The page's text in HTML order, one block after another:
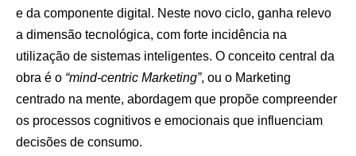
e da componente digital. Neste novo ciclo, ganha relevo
a dimensão tecnológica, com forte incidência na
utilização de sistemas inteligentes. O conceito central da
obra é o “mind-centric Marketing”, ou o Marketing
centrado na mente, abordagem que propõe compreender
os processos cognitivos e emocionais que influenciam
decisões de consumo.